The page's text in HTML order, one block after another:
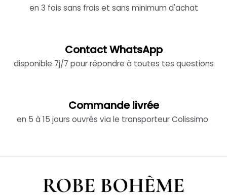
en 3 fois sans frais et sans minimum d'achat
Contact WhatsApp
disponible 7j/7 pour répondre à toutes tes questions
Commande livrée
en 5 à 15 jours ouvrés via le transporteur Colissimo